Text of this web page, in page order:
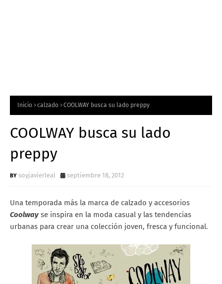
Inicio calzado COOLWAY busca su lado preppy
COOLWAY busca su lado
preppy
soyjavierleal septiembre 18, 2012
Una temporada más la marca de calzado y accesorios
Coolway se inspira en la moda casual y las tendencias
urbanas para crear una colección joven, fresca y funcional.